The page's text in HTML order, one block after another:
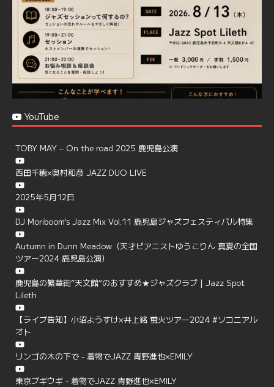
Load More
YouTube
TOBY MAY – On the road 2025 鹿児島公演
西田千穂×奥村和彦 JAZZ DUO LIVE
2025年5月12日
DJ Moriboom’s Jazz Mix Vol.11 鹿児島ジャズフェスティバル特集
Autumn in Dunn Meadow（天才ピアニストゆうこりん 真夏の全国
ツアー2024 鹿児島公演）
鹿児島の繁華街”天文館”のおすすめ★ジャズクラブ | Jazz Spot
Lileth
【ライブ告知】小沼ようすけ×井上銘 蛍火ツアー2024 #ソコニアル
オト
リンゴの木の下で - 着物でJAZZ 青野進也×EMILY
東京ブギウギ - 着物でJAZZ 青野進也×EMILY